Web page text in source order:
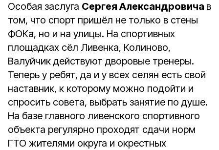
Особая заслуга Сергея Александровича в
том, что спорт пришёл не только в стены
ФОКа, но и на улицы. На спортивных
площадках сёл Ливенка, Колиново,
Валуйчик действуют дворовые тренеры.
Теперь у ребят, да и у всех селян есть свой
наставник, к которому можно подойти и
спросить совета, выбрать занятие по душе.
На базе главного ливенского спортивного
объекта регулярно проходят сдачи норм
ГТО жителями округа и окрестных